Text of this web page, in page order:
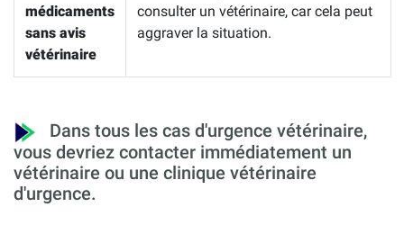
médicaments
sans avis
vétérinaire
consulter un vétérinaire, car cela peut
aggraver la situation.
Dans tous les cas d'urgence vétérinaire,
vous devriez contacter immédiatement un
vétérinaire ou une clinique vétérinaire
d'urgence.